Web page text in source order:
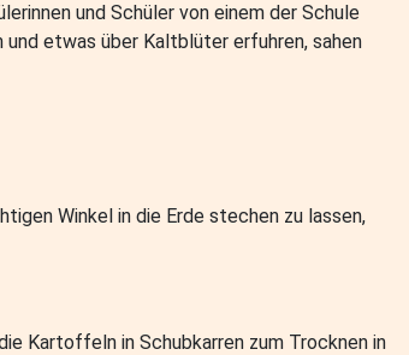
und Schüler von einem der Schule
etwas über Kaltblüter erfuhren, sahen
Winkel in die Erde stechen zu lassen,
Kartoffeln in Schubkarren zum Trocknen in